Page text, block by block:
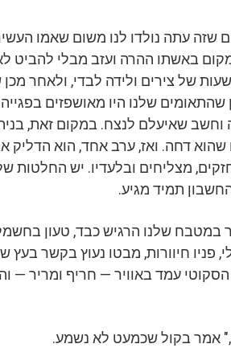
שזה עתה נולדו לנו משום שאמו
באשתו ההרה ועזב מבלי להביט
משיחותיי בזמן שעברתי 26 שעות של צירים ולידה
שלנו היו מאושפזים
שאיעלם לנצח. במקום זאת,
דחה. ואז, ערב אחד, הוא הדליק
מצליחים ובלעדיו. יש החלטות
תמיד מגיע.
במטבח שלנו הרגיש כבד, טעון
פניו חיוורות, מבטו נעוץ בקשר
הסקוטי עמד באוויר — חריף ומריר
אמר בקול שכמעט לא נשמע.